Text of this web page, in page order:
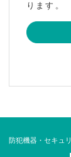
ります。
防犯機器・セキュ